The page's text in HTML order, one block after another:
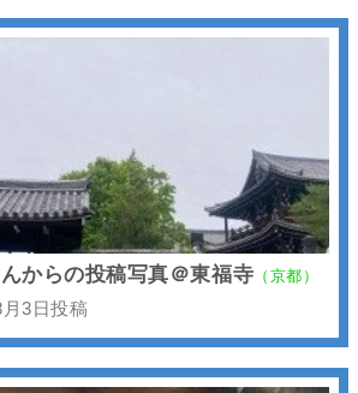
んからの投稿写真＠東福寺 （京都）
3日投稿